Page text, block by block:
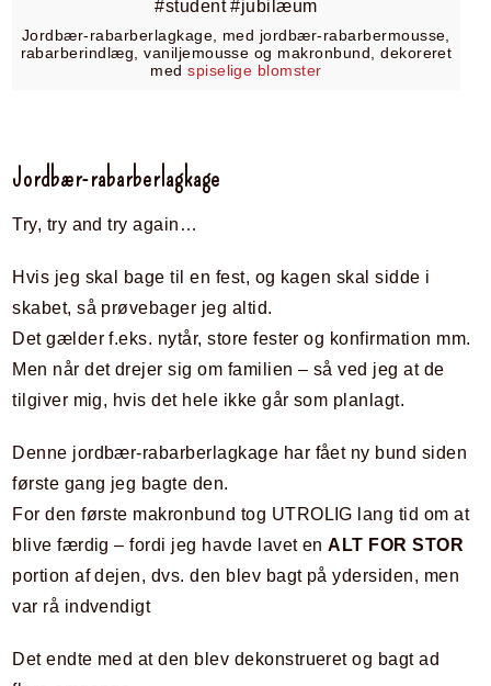
Jordbær-rabarberlagkage, med jordbær-rabarbermousse,
rabarberindlæg, vaniljemousse og makronbund, dekoreret
medspiselige blomster
Jordbær-rabarberlagkage
Try, try and try again…
Hvis jeg skal bage til en fest, og kagen skal sidde i
skabet, så prøvebager jeg altid.
Det gælder f.eks. nytår, store fester og konfirmation mm.
Men når det drejer sig om familien – så ved jeg at de
tilgiver mig, hvis det hele ikke går som planlagt.
Denne jordbær-rabarberlagkage har fået ny bund siden
første gang jeg bagte den.
For den første makronbund tog UTROLIG lang tid om at
blive færdig – fordi jeg havde lavet enALT FOR STOR
portion af dejen, dvs. den blev bagt på ydersiden, men
var rå indvendigt
Det endte med at den blev dekonstrueret og bagt ad